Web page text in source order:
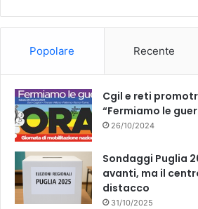
k
Popolare Recente
Cgil e reti
“Fermiamo le
26/10/2024
Sondaggi Puglia
avanti, ma il
distacco
31/10/2025